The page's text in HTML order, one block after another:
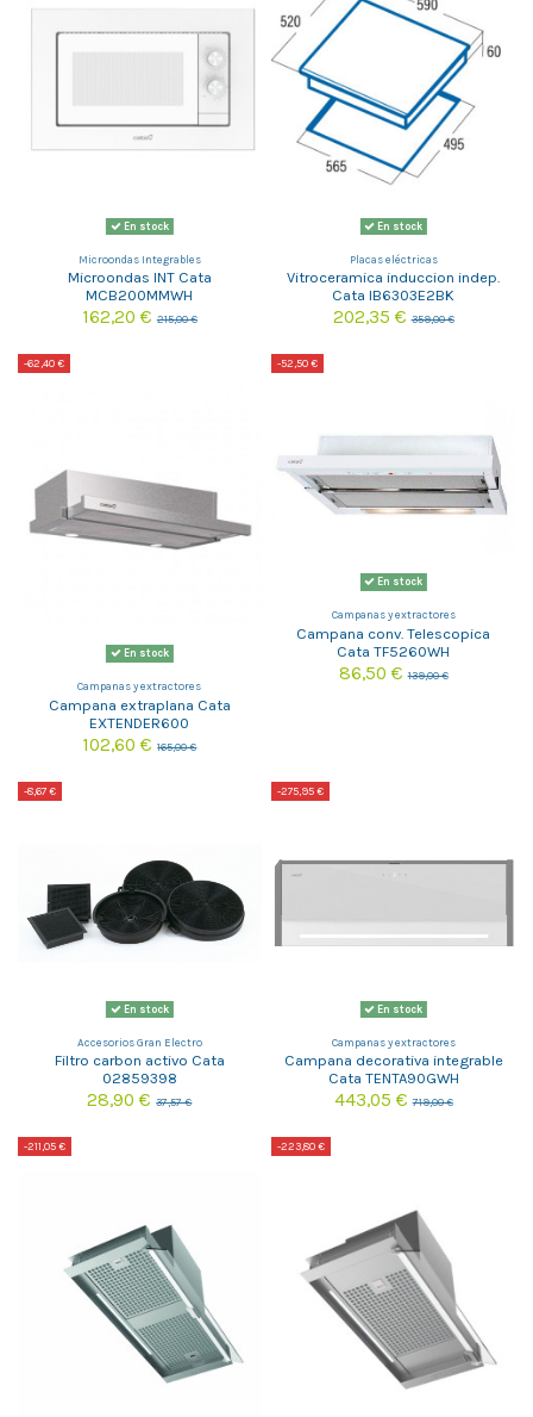
En stock
Microondas Integrables
Microondas INT Cata
MCB200MMWH
162,20 €215,00 €
En stock
Placas eléctricas
Vitroceramica induccion indep.
Cata IB6303E2BK
202,35 €359,00 €
-62,40 €
En stock
Campanas y extractores
Campana extraplana Cata
EXTENDER600
102,60 €165,00 €
-52,50 €
En stock
Campanas y extractores
Campana conv. Telescopica
Cata TF5260WH
86,50 €139,00 €
-8,67 €
En stock
Accesorios Gran Electro
Filtro carbon activo Cata
02859398
28,90 €37,57 €
-275,95 €
En stock
Campanas y extractores
Campana decorativa integrable
Cata TENTA90GWH
443,05 €719,00 €
-211,05 € -223,80 €